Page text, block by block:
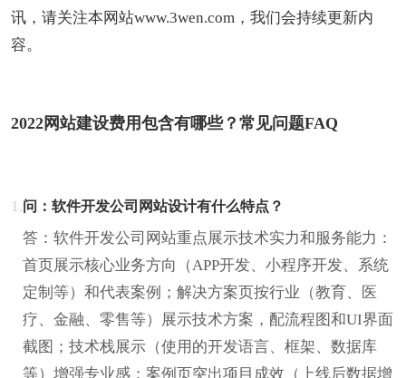
讯，请关注本网站www.3wen.com，我们会持续更新内
容。
2022网站建设费用包含有哪些？常见问题FAQ
1.问：软件开发公司网站设计有什么特点？
答：软件开发公司网站重点展示技术实力和服务能力：
首页展示核心业务方向（APP开发、小程序开发、系统
定制等）和代表案例；解决方案页按行业（教育、医
疗、金融、零售等）展示技术方案，配流程图和UI界面
截图；技术栈展示（使用的开发语言、框架、数据库
等）增强专业感；案例页突出项目成效（上线后数据增